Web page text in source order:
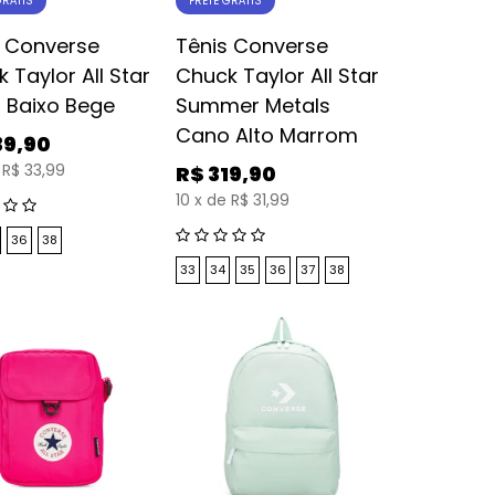
Converse
Taylor All Star
Bege
R$ 33,99
36 38
Tênis Converse
Chuck Taylor All Star
Summer Metals
Cano Alto Marrom
R$ 319,90
10 x de R$ 31,99
33 34 35 36 37 38